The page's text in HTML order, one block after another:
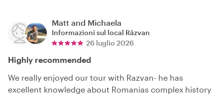
Matt and Michaela
Informazioni sul local Răzvan
26 luglio 2026
Highly recommended
We really enjoyed our tour with Razvan- he has
excellent knowledge about Romanias complex history